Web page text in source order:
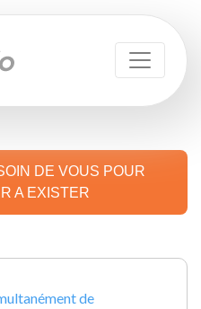
DE VOUS POUR
A EXISTER
de